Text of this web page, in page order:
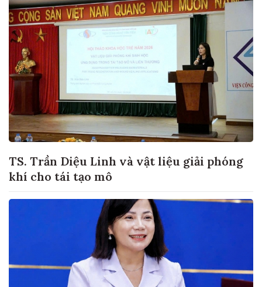
TS. Trần Diệu Linh và vật liệu giải phóng
khí cho tái tạo mô